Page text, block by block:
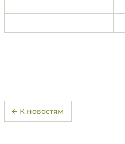
← К новостям